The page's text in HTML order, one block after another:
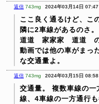
返信 743mg 2024年03月14日 07:47
ここ良く通るけど、こ
隣に2車線があるのさ。
道道 家家家 道道 の
動画では他の車がまっ
な交通量よ。
返信 743mg 2024年03月15日 08:58
交通量。
複数車線の一
線、4車線の一方通行